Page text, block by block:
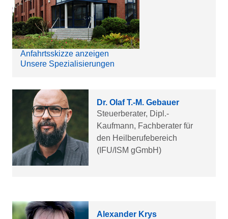
Anfahrtsskizze anzeigen
Unsere Spezialisierungen
Dr. Olaf T.-M. Gebauer
Steuerberater, Dipl.-
Kaufmann, Fachberater für
den Heilberufebereich
(IFU/ISM gGmbH)
Alexander Krys